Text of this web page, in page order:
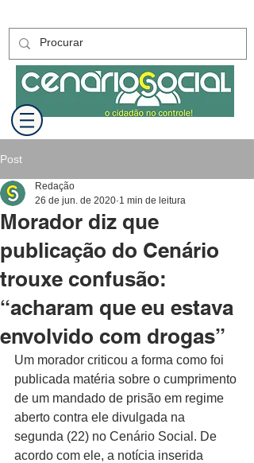
Post
Morador diz que
publicação do Cenário
trouxe confusão:
“acharam que eu estava
envolvido com drogas”
Redação
26 de jun. de 2020 1 min de leitura
Um morador criticou a forma como foi
publicada matéria sobre o cumprimento
de um mandado de prisão em regime
aberto contra ele divulgada na
segunda (22) no Cenário Social. De
acordo com ele, a notícia inserida